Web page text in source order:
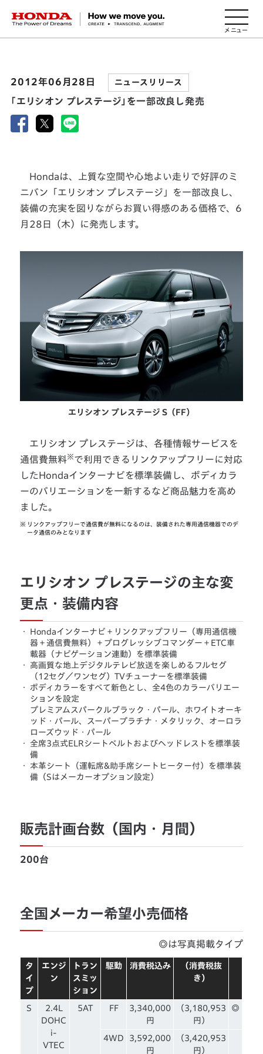
HONDA The Power of Dreams
2012年06月28日 ニュースリリース
「エリシオン プレステージ」を一部改良し発売
Hondaは、上質な空間や心地よい走りで好評のミ
ニバン「エリシオン プレステージ」を一部改良し、
装備の充実を図りながらお買い得感のある価格で、6
月28日（木）に発売します。
エリシオン プレステージ S（FF）
エリシオン プレステージは、各種情報サービスを
通信費無料※で利用できるリンクアップフリーに対応
したHondaインターナビを標準装備し、ボディカラ
ーのバリエーションを一新するなど商品魅力を高め
ました。
※ リンクアップフリーで通信費が無料になるのは、装備された専用通信機器でのデ
ータ通信のみとなります
エリシオン プレステージの主な変
更点・装備内容
・
Hondaインターナビ＋リンクアップフリー（専用通信機
器＋通信費無料）＋プログレッシブコマンダー＋ETC車
載器（ナビゲーション連動）を標準装備
・
高画質な地上デジタルテレビ放送を楽しめるフルセグ
（12セグ／ワンセグ）TVチューナーを標準装備
・
ボディカラーをすべて新色とし、全4色のカラーバリエー
ションを設定
プレミアムスパークルブラック・パール、ホワイトオーキ
ッド・パール、スーパープラチナ・メタリック、オーロラ
ローズウッド・パール
・
全席3点式ELRシートベルトおよびヘッドレストを標準装
備
・
本革シート（運転席&助手席シートヒーター付）を標準装
備（Sはメーカーオプション設定）
販売計画台数（国内・月間）
200台
全国メーカー希望小売価格
◎は写真掲載タイプ
タ
イ
プ
エンジ
ン
トラン
スミッ
ション
駆動 消費税込み
（消費税抜
き）
S
2.4L
DOHC
i-
VTEC
5AT FF
3,340,000
円
（3,180,953
円）
◎
4WD
3,592,000
円
（3,420,953
円）